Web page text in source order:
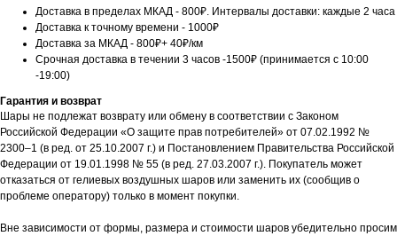
Доставка в пределах МКАД - 800₽. Интервалы доставки: каждые 2 часа
Доставка к точному времени - 1000₽
Доставка за МКАД - 800₽+ 40₽/км
Срочная доставка в течении 3 часов -1500₽ (принимается с 10:00
-19:00)
Гарантия и возврат
Шары не подлежат возврату или обмену в соответствии с Законом
Российской Федерации «О защите прав потребителей» от 07.02.1992 №
2300–1 (в ред. от 25.10.2007 г.) и Постановлением Правительства Российской
Федерации от 19.01.1998 № 55 (в ред. 27.03.2007 г.). Покупатель может
отказаться от гелиевых воздушных шаров или заменить их (сообщив о
проблеме оператору) только в момент покупки.
Вне зависимости от формы, размера и стоимости шаров убедительно просим